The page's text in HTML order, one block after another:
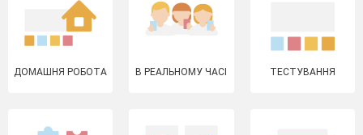
ДОМАШНЯ РОБОТА В РЕАЛЬНОМУ ЧАСІ ТЕСТУВАННЯ